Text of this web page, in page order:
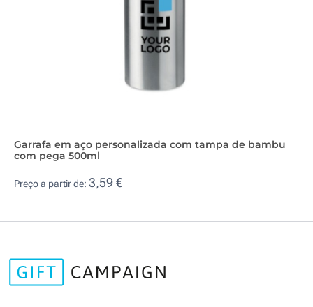
Garrafa em aço personalizada com tampa de bambu
com pega 500ml
Preço a partir de: 3,59 €